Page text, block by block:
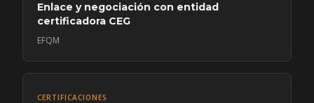
Enlace y negociación con entidad
certificadora CEG
EFQM
CERTIFICACIONES